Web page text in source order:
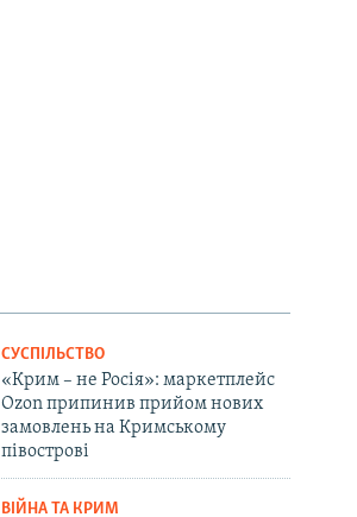
СУСПІЛЬСТВО
«Крим – не Росія»: маркетплейс
Ozon припинив прийом нових
замовлень на Кримському
півострові
ВІЙНА ТА КРИМ